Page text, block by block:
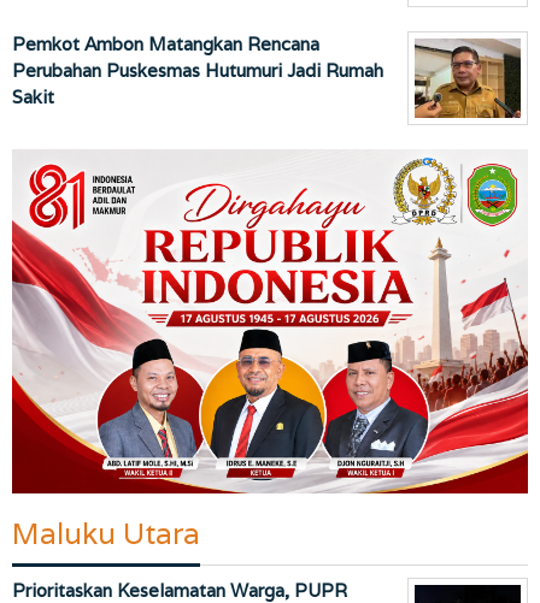
Pemkot Ambon Matangkan Rencana
Perubahan Puskesmas Hutumuri Jadi Rumah
Sakit
Maluku Utara
Prioritaskan Keselamatan Warga, PUPR